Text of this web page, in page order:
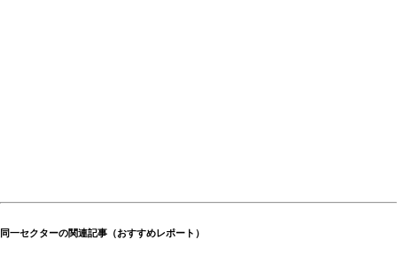
同一セクターの関連記事（おすすめレポート）